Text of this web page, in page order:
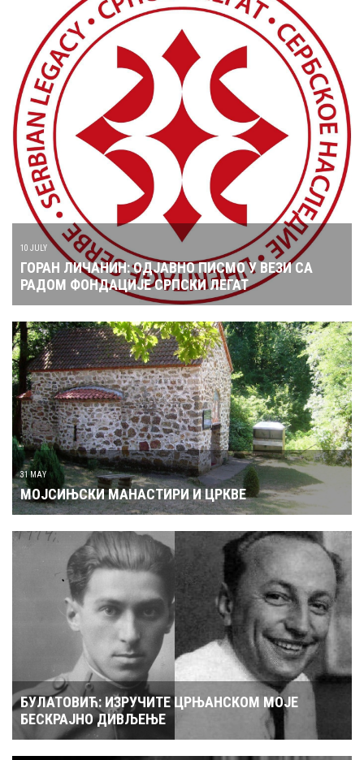
10 JULY
ГОРАН ЛИЧАНИН: ОДЈАВНО ПИСМО У ВЕЗИ СА
РАДОМ ФОНДАЦИЈЕ СРПСКИ ЛЕГАТ
31 MAY
МОЈСИЊСКИ МАНАСТИРИ И ЦРКВЕ
БУЛАТОВИЋ: ИЗРУЧИТЕ ЦРЊАНСКОМ МОЈЕ
БЕСКРАЈНО ДИВЉЕЊЕ